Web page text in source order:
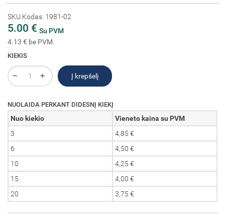
SKU Kodas: 1981-02
5.00 € Su PVM
4.13 € be PVM.
KIEKIS
Į krepšelį
NUOLAIDA PERKANT DIDESNĮ KIEKĮ
Nuo kiekio
Vieneto kaina su PVM
3
4,85 €
6
4,50 €
10
4,25 €
15
4,00 €
20
3,75 €